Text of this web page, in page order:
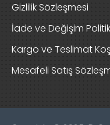
Gizlilik Sözleşmesi
İade ve Değişim
Kargo ve Teslimat
Mesafeli Satış